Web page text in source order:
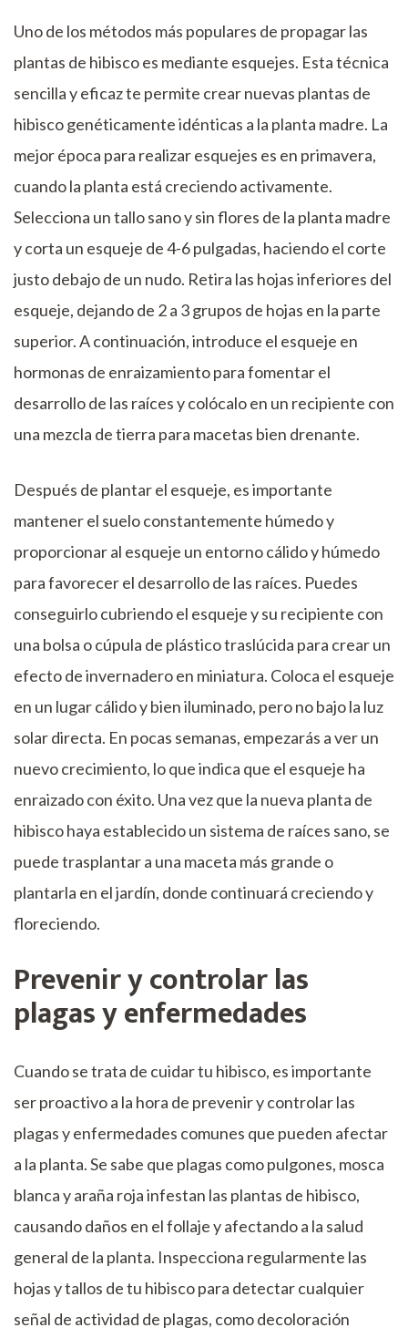
Uno de los métodos más populares de propagar las
plantas de hibisco es mediante esquejes. Esta técnica
sencilla y eficaz te permite crear nuevas plantas de
hibisco genéticamente idénticas a la planta madre. La
mejor época para realizar esquejes es en primavera,
cuando la planta está creciendo activamente.
Selecciona un tallo sano y sin flores de la planta madre
y corta un esqueje de 4-6 pulgadas, haciendo el corte
justo debajo de un nudo. Retira las hojas inferiores del
esqueje, dejando de 2 a 3 grupos de hojas en la parte
superior. A continuación, introduce el esqueje en
hormonas de enraizamiento para fomentar el
desarrollo de las raíces y colócalo en un recipiente con
una mezcla de tierra para macetas bien drenante.
Después de plantar el esqueje, es importante
mantener el suelo constantemente húmedo y
proporcionar al esqueje un entorno cálido y húmedo
para favorecer el desarrollo de las raíces. Puedes
conseguirlo cubriendo el esqueje y su recipiente con
una bolsa o cúpula de plástico traslúcida para crear un
efecto de invernadero en miniatura. Coloca el esqueje
en un lugar cálido y bien iluminado, pero no bajo la luz
solar directa. En pocas semanas, empezarás a ver un
nuevo crecimiento, lo que indica que el esqueje ha
enraizado con éxito. Una vez que la nueva planta de
hibisco haya establecido un sistema de raíces sano, se
puede trasplantar a una maceta más grande o
plantarla en el jardín, donde continuará creciendo y
floreciendo.
Prevenir y controlar las
plagas y enfermedades
Cuando se trata de cuidar tu hibisco, es importante
ser proactivo a la hora de prevenir y controlar las
plagas y enfermedades comunes que pueden afectar
a la planta. Se sabe que plagas como pulgones, mosca
blanca y araña roja infestan las plantas de hibisco,
causando daños en el follaje y afectando a la salud
general de la planta. Inspecciona regularmente las
hojas y tallos de tu hibisco para detectar cualquier
señal de actividad de plagas, como decoloración